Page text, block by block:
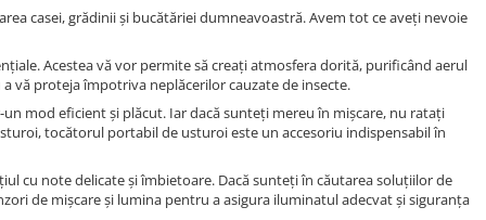
casei, grădinii și bucătăriei dumneavoastră. Avem tot ce aveți nevoie
Acestea vă vor permite să creați atmosfera dorită, purificând aerul
vă proteja împotriva neplăcerilor cauzate de insecte.
mod eficient și plăcut. Iar dacă sunteți mereu în mișcare, nu ratați
tocătorul portabil de usturoi este un accesoriu indispensabil în
cu note delicate și îmbietoare. Dacă sunteți în căutarea soluțiilor de
de mișcare și lumina pentru a asigura iluminatul adecvat și siguranța